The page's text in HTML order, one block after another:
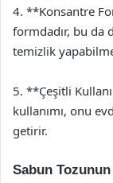
4. **Konsantre
formdadır, bu da
temizlik
5. **Çeşitli
kullanımı, onu
getirir.
Sabun